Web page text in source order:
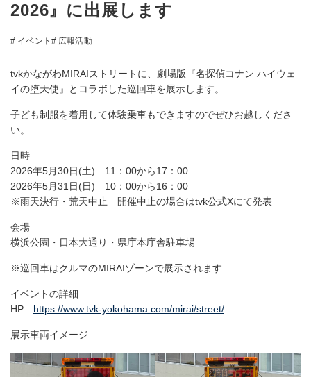
2026』に出展します
# イベント # 広報活動
tvkかながわMIRAIストリートに、劇場版『名探偵コナン ハイウェ
イの堕天使』とコラボした巡回車を展示します。
子ども制服を着用して体験乗車もできますのでぜひお越しくださ
い。
日時
2026年5月30日(土) 11：00から17：00
2026年5月31日(日) 10：00から16：00
※雨天決行・荒天中止 開催中止の場合はtvk公式Xにて発表
会場
横浜公園・日本大通り・県庁本庁舎駐車場
※巡回車はクルマのMIRAIゾーンで展示されます
イベントの詳細
HP https://www.tvk-yokohama.com/mirai/street/
展示車両イメージ